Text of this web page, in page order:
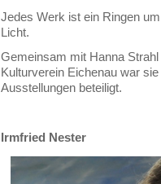
Jedes Werk ist ein Ringen
Licht.
Gemeinsam mit Hanna Strahl
Kulturverein Eichenau war
Ausstellungen beteiligt.
Irmfried Nester